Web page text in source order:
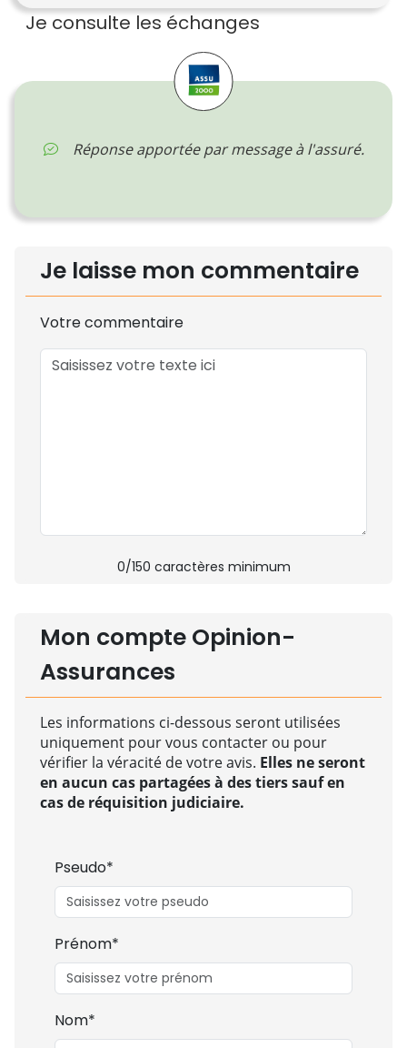
Je consulte les échanges
Réponse apportée par message à l'assuré.
Je laisse mon commentaire
Votre commentaire
0/150 caractères minimum
Mon compte Opinion-
Assurances
Les informations ci-dessous seront utilisées
uniquement pour vous contacter ou pour
vérifier la véracité de votre avis. Elles ne seront
en aucun cas partagées à des tiers sauf en
cas de réquisition judiciaire.
Pseudo*
Prénom*
Nom*